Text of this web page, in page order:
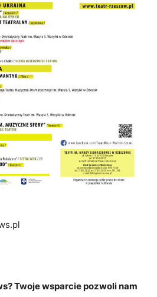
Twoje wsparcie pozwoli nam